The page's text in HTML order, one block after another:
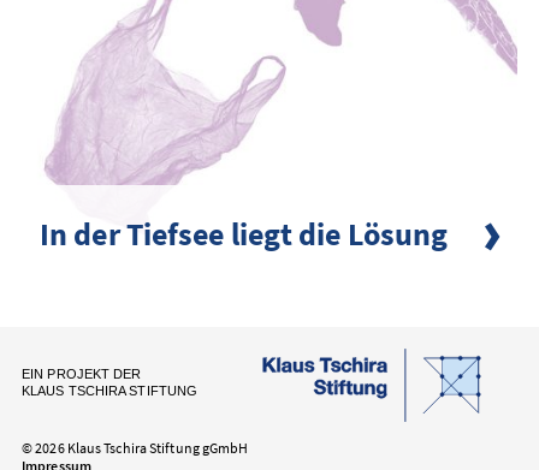
In der Tiefsee liegt die Lösung
EIN PROJEKT DER
KLAUS TSCHIRA STIFTUNG
© 2026 Klaus Tschira Stiftung gGmbH
Impressum